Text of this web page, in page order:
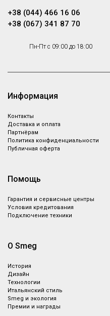
+38 (044) 466 16 06
+38 (067) 341 87 70
Пн-Пт с 09:00 до 18:00
Информация
Контакты
Доставка и оплата
Партнёрам
Политика конфиденциальности
Публичная оферта
Помощь
Гарантия и сервисные центры
Условия кредитования
Подключение техники
О Smeg
История
Дизайн
Технологии
Итальянский стиль
Smeg и экология
Премии и награды